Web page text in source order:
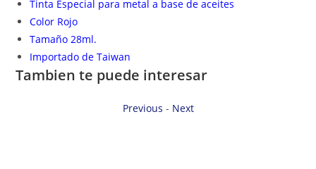
Tinta Especial para metal a base de aceites
Color Rojo
Tamaño 28ml.
Importado de Taiwan
Tambien te puede interesar
Previous - Next